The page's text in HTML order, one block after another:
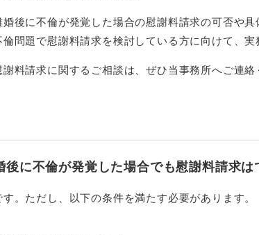
後に不倫が発覚した場合の慰謝料請求の可否や
問題で慰謝料請求を検討している方に向けて、実
料請求に関するご相談は、ぜひ当事務所へご連絡
後に不倫が発覚した場合でも慰謝料請求は
。ただし、以下の条件を満たす必要があります。